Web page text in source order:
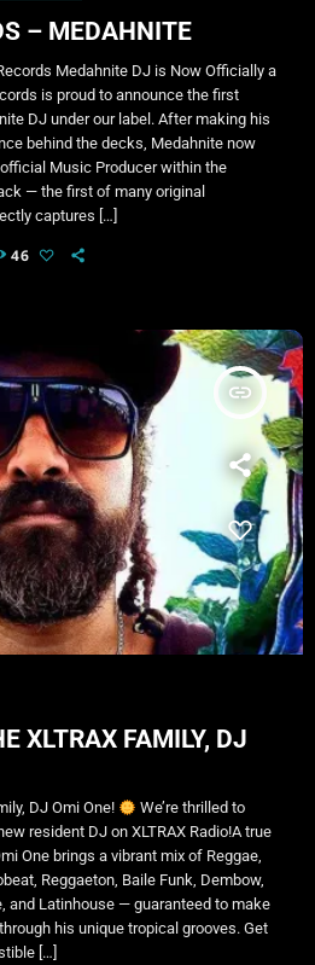
– MEDAHNITE
Medahnite DJ is Now Officially a
is proud to announce the first
DJ under our label. After making his
behind the decks, Medahnite now
Music Producer within the
— the first of many original
captures […]
46
insert_link
XLTRAX FAMILY, DJ
DJ Omi One!
We’re thrilled to
resident DJ on XLTRAX Radio!A true
One brings a vibrant mix of Reggae,
Reggaeton, Baile Funk, Dembow,
and Latinhouse — guaranteed to make
his unique tropical grooves. Get
[…]